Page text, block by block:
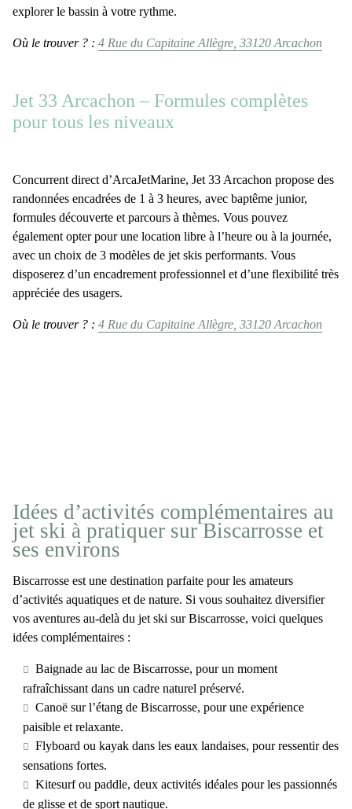
explorer le bassin à votre rythme.
Où le trouver ? : 4 Rue du Capitaine Allègre, 33120 Arcachon
Jet 33 Arcachon – Formules complètes
pour tous les niveaux
Concurrent direct d’ArcaJetMarine, Jet 33 Arcachon propose des
randonnées encadrées de 1 à 3 heures, avec baptême junior,
formules découverte et parcours à thèmes. Vous pouvez
également opter pour une location libre à l’heure ou à la journée,
avec un choix de 3 modèles de jet skis performants. Vous
disposerez d’un encadrement professionnel et d’une flexibilité très
appréciée des usagers.
Où le trouver ? : 4 Rue du Capitaine Allègre, 33120 Arcachon
Idées d’activités complémentaires au
jet ski à pratiquer sur Biscarrosse et
ses environs
Biscarrosse est une destination parfaite pour les amateurs
d’activités aquatiques et de nature. Si vous souhaitez diversifier
vos aventures au-delà du jet ski sur Biscarrosse, voici quelques
idées complémentaires :
Baignade au lac de Biscarrosse, pour un moment
rafraîchissant dans un cadre naturel préservé.
Canoë sur l’étang de Biscarrosse, pour une expérience
paisible et relaxante.
Flyboard ou kayakdans les eaux landaises, pour ressentir des
sensations fortes.
Kitesurf ou paddle, deux activités idéales pour les passionnés
de glisse et de sport nautique.